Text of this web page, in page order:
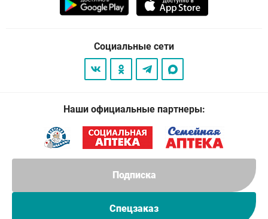
Подписка
Спецзаказ
Социальные сети
Наши официальные партнеры: